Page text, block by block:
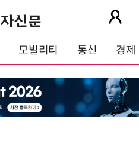
모빌리티 통신 경제